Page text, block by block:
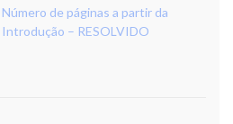
Número de páginas a partir da
Introdução – RESOLVIDO